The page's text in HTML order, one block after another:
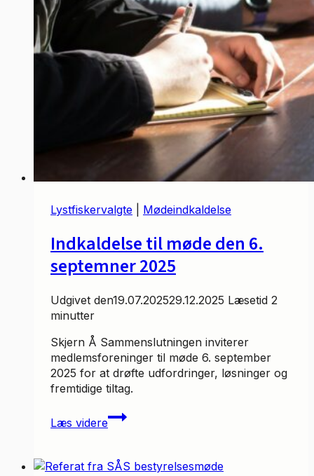
Lystfiskervalgte Mødeindkaldelse
Indkaldelse til møde den 6.
septemner 2025
Udgivet den19.07.202529.12.2025 Læsetid 2
minutter
Skjern Å Sammenslutningen inviterer
medlemsforeninger til møde 6. september
2025 for at drøfte udfordringer, løsninger og
fremtidige tiltag.
Læs videre
Indkaldelse
til
den